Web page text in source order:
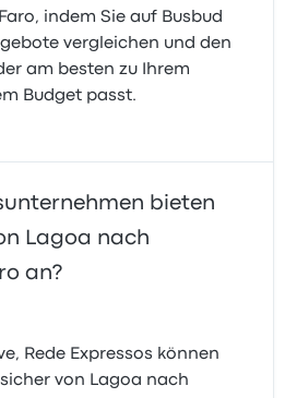
indem Sie auf Busbud
vergleichen und den
am besten zu Ihrem
Budget passt.
bieten
Lagoa nach
an?
Rede Expressos können
von Lagoa nach